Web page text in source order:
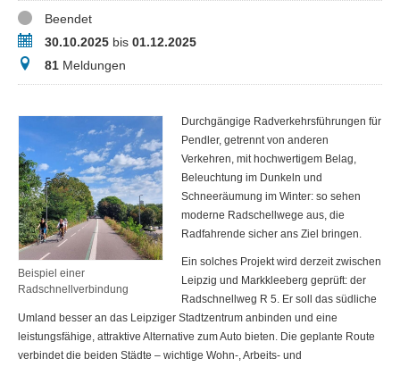
StatusBeendet
Zeitraum30.10.2025 bis 01.12.2025
Meldungen
81 Meldungen
Beispiel einer
Radschnellverbindung
Durchgängige Radverkehrsführungen für
Pendler, getrennt von anderen
Verkehren, mit hochwertigem Belag,
Beleuchtung im Dunkeln und
Schneeräumung im Winter: so sehen
moderne Radschellwege aus, die
Radfahrende sicher ans Ziel bringen.
Ein solches Projekt wird derzeit zwischen
Leipzig und Markkleeberg geprüft: der
Radschnellweg R 5. Er soll das südliche
Umland besser an das Leipziger Stadtzentrum anbinden und eine
leistungsfähige, attraktive Alternative zum Auto bieten. Die geplante Route
verbindet die beiden Städte – wichtige Wohn-, Arbeits- und